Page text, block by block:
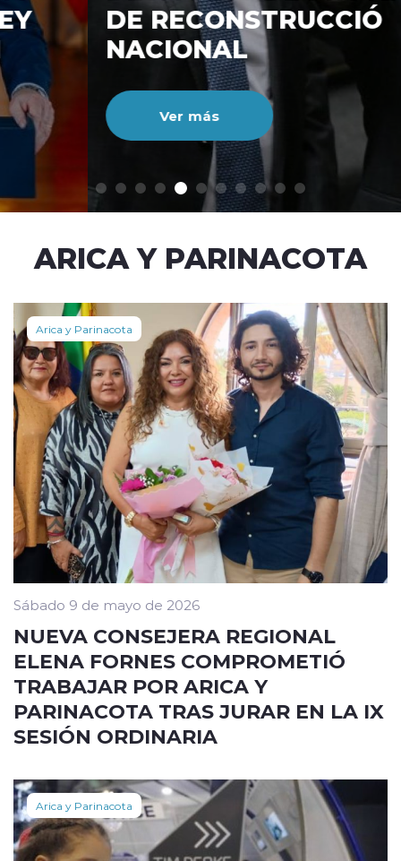
modo claro
DE RECONSTRUCCIÓ
NACIONAL
Ver más
ARICA Y PARINACOTA
Arica y Parinacota
Sábado 9 de mayo de 2026
NUEVA CONSEJERA REGIONAL
ELENA FORNES COMPROMETIÓ
TRABAJAR POR ARICA Y
PARINACOTA TRAS JURAR EN LA IX
SESIÓN ORDINARIA
Arica y Parinacota